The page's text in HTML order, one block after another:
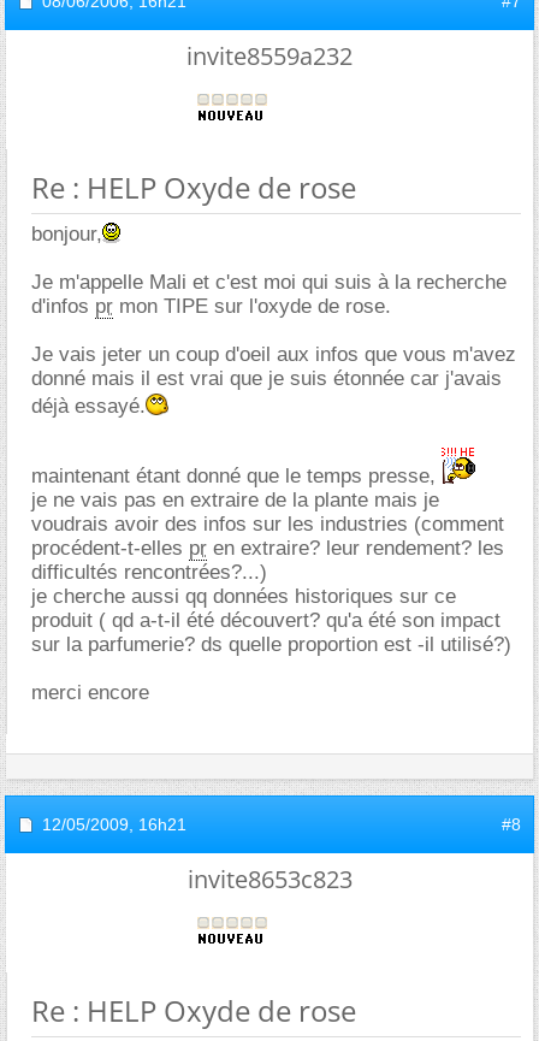
invite8559a232
Re : HELP Oxyde de rose
bonjour,
Je m'appelle Mali et c'est moi qui suis à la recherche
d'infos pr mon TIPE sur l'oxyde de rose.
Je vais jeter un coup d'oeil aux infos que vous m'avez
donné mais il est vrai que je suis étonnée car j'avais
déjà essayé.
maintenant étant donné que le temps presse,
je ne vais pas en extraire de la plante mais je
voudrais avoir des infos sur les industries (comment
procédent-t-elles pr en extraire? leur rendement? les
difficultés rencontrées?...)
je cherche aussi qq données historiques sur ce
produit ( qd a-t-il été découvert? qu'a été son impact
sur la parfumerie? ds quelle proportion est -il utilisé?)
merci encore
12/05/2009, 16h21 #8
invite8653c823
Re : HELP Oxyde de rose